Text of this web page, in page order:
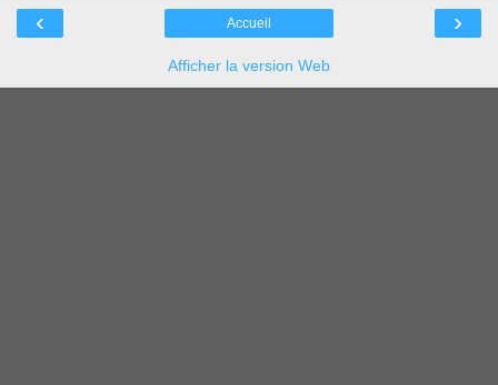
‹ ›
Accueil
Afficher la version Web